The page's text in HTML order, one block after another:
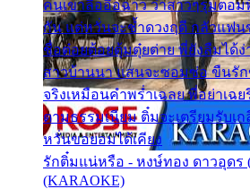
คนเขาลืออื้อฉาว ว่าสาวๆรุมตอ
กัน แต่หวั่นจะช้ำดวงฤดี กลัวแฟ
ชื่อต๋อยต้อยตุ้มตุ๋ยต่าย พี่ยังลืมได้ง่
สาวบ้านนา แสนจะซอมซ่อ ขืนรั
จริงเหมือนคำพร่ำเฉลย พี่อย่าเฉ
ตามธรรมเนียม ติ๋มจะเตรียมรับเ
หวั่นขอยอมได้เคียง
รักติ๋มแน่หรือ - หงษ์ทอง ดาวอุดร
(KARAOKE)